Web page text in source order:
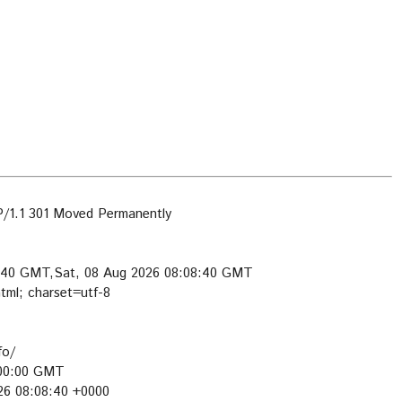
301 Moved Permanently
GMT,Sat, 08 Aug 2026 08:08:40 GMT
charset=utf-8
GMT
08:08:40 +0000